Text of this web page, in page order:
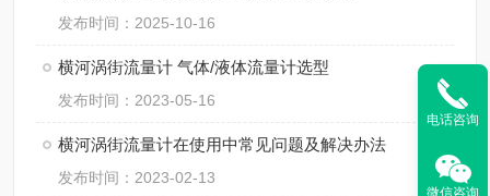
发布时间：2025-10-16
横河涡街流量计 气体/液体流量计选型
发布时间：2023-05-16
横河涡街流量计在使用中常见问题及解决办法
发布时间：2023-02-13
电话咨询
微信咨询